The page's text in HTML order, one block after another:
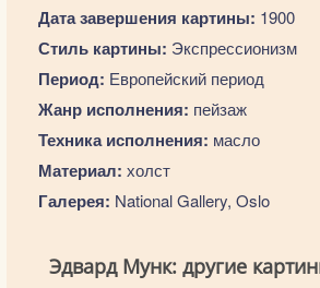
Дата завершения картины: 1900
Стиль картины: Экспрессионизм
Период: Европейский период
Жанр исполнения: пейзаж
Техника исполнения: масло
Материал: холст
Галерея: National Gallery, Oslo
Эдвард Мунк: другие